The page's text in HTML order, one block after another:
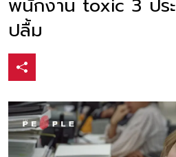
พนักงาน toxic 3 ปร
ปลื้ม